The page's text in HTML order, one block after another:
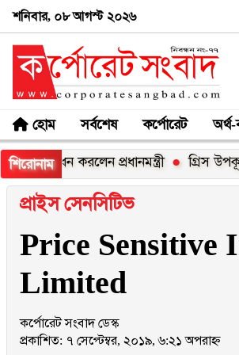
শনিবার, ০৮ আগস্ট ২০২৬
হোম সর্বশেষ কর্পোরেট অর্থ-
শিরোনাম
করলেন প্রধানমন্ত্রী গ্রিস উপকূলে দুই
প্রাইস সেনসিটিভ
Price Sensitive
Limited
কর্পোরেট সংবাদ ডেস্ক
প্রকাশিত: ৭ সেপ্টেম্বর, ২০১৯, ৬:২১ অপরাহ্ন